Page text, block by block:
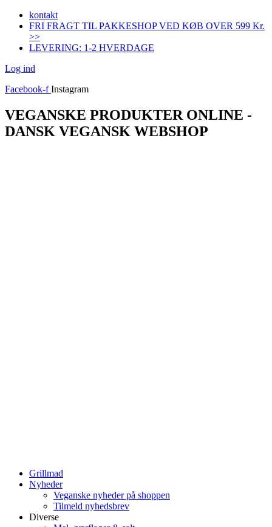
Videre
indhold
kontakt
FRI FRAGT TIL PAKKESHOP VED KØB OVER 599 Kr.
>>
LEVERING: 1-2 HVERDAGE
Log ind
Facebook-f Instagram
VEGANSKE PRODUKTER ONLINE -
DANSK VEGANSK WEBSHOP
Grillmad
Nyheder
Veganske nyheder på shoppen
Tilmeld nyhedsbrev
Diverse